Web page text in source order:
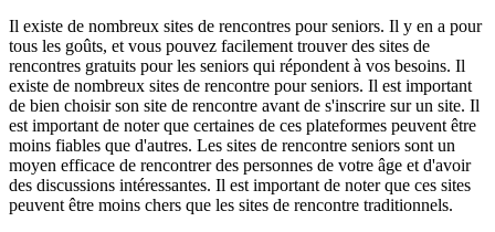
Il existe de nombreux sites de rencontres pour seniors. Il y en a pour
tous les goûts, et vous pouvez facilement trouver des sites de
rencontres gratuits pour les seniors qui répondent à vos besoins. Il
existe de nombreux sites de rencontre pour seniors. Il est important
de bien choisir son site de rencontre avant de s'inscrire sur un site. Il
est important de noter que certaines de ces plateformes peuvent être
moins fiables que d'autres. Les sites de rencontre seniors sont un
moyen efficace de rencontrer des personnes de votre âge et d'avoir
des discussions intéressantes. Il est important de noter que ces sites
peuvent être moins chers que les sites de rencontre traditionnels.